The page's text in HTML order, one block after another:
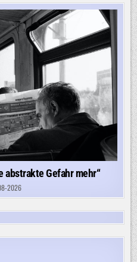
abstrakte Gefahr mehr“
2026